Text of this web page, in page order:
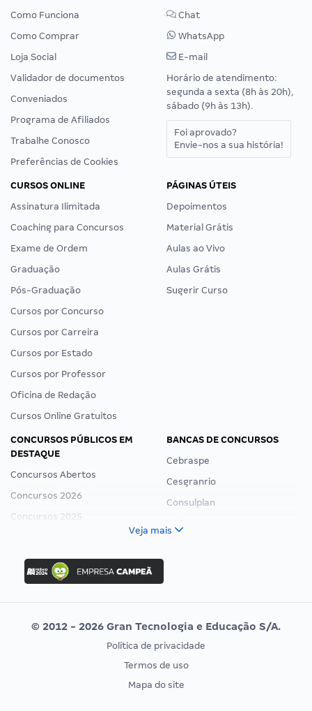
Como Funciona
Como Comprar
Loja Social
Validador de documentos
Conveniados
Programa de Afiliados
Trabalhe Conosco
Preferências de Cookies
Chat
WhatsApp
E-mail
Horário de atendimento:
segunda a sexta (8h às 20h),
sábado (9h às 13h).
Foi aprovado?
Envie-nos a sua história!
CURSOS ONLINE
Assinatura Ilimitada
Coaching para Concursos
Exame de Ordem
Graduação
Pós-Graduação
Cursos por Concurso
Cursos por Carreira
Cursos por Estado
Cursos por Professor
Oficina de Redação
Cursos Online Gratuitos
PÁGINAS ÚTEIS
Depoimentos
Material Grátis
Aulas ao Vivo
Aulas Grátis
Sugerir Curso
CONCURSOS PÚBLICOS EM
DESTAQUE
Concursos Abertos
Concursos 2026
Concursos 2025
Concurso Nacional Unificado
Concurso Ibama
Concurso MPU
Editais publicados
BANCAS DE CONCURSOS
Cebraspe
Cesgranrio
Consulplan
Vunesp
CONCURSOS POR PROFISSÃO
EXAME DE ORDEM
Veja mais
© 2012 - 2026 Gran Tecnologia e Educação S/A.
Política de privacidade
Termos de uso
Mapa do site